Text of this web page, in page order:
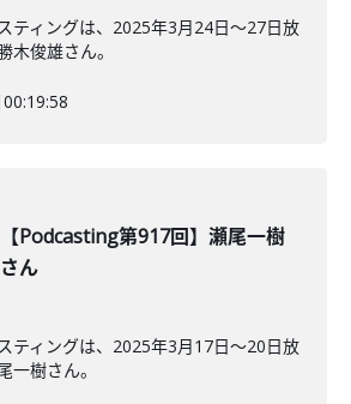
ティングは、2025年3月24日～27日放
木俊雄さん。
00:19:58
【Podcasting第917回】瀬尾一樹
さん
ティングは、2025年3月17日～20日放
一樹さん。